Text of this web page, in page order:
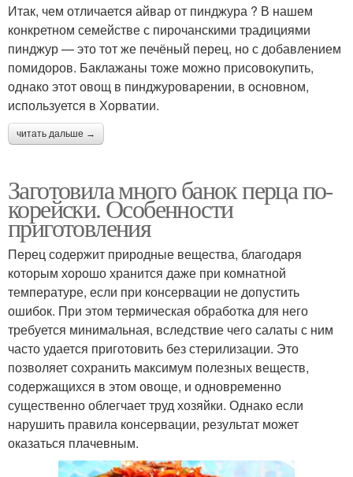
Итак, чем отличается айвар от пинджура ? В нашем
конкретном семействе с пирочанскими традициями
пинджур — это тот же печёный перец, но с добавлением
помидоров. Баклажаны тоже можно присовокупить,
однако этот овощ в пинджуроварении, в основном,
используется в Хорватии.
читать дальше →
Заготовила много банок перца по-
корейски. Особенности
приготовления
Перец содержит природные вещества, благодаря
которым хорошо хранится даже при комнатной
температуре, если при консервации не допустить
ошибок. При этом термическая обработка для него
требуется минимальная, вследствие чего салаты с ним
часто удается приготовить без стерилизации. Это
позволяет сохранить максимум полезных веществ,
содержащихся в этом овоще, и одновременно
существенно облегчает труд хозяйки. Однако если
нарушить правила консервации, результат может
оказаться плачевным.